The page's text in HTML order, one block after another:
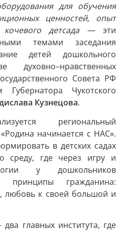
для обучения
ценностей, опыт
детсада— эти
темами заседания
детей дошкольного
Совета РФ
Губернатора Чукотского
Кузнецова.
региональный
начинается с НАС».
в детских садах
среду, где через игру и
у дошкольников
принципы гражданина:
любовь к своей большой и
главных института, где